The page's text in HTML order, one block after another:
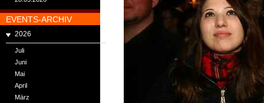
EVENTS-ARCHIV
2026
Juli
Juni
Mai
April
März